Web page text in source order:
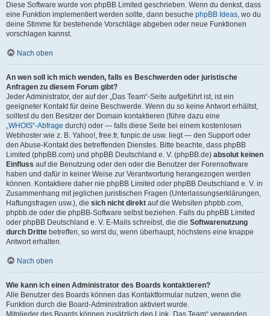
Diese Software wurde von phpBB Limited geschrieben. Wenn du denkst, dass
eine Funktion implementiert werden sollte, dann besuche phpBB Ideas, wo du
deine Stimme für bestehende Vorschläge abgeben oder neue Funktionen
vorschlagen kannst.
Nach oben
An wen soll ich mich wenden, falls es Beschwerden oder juristische
Anfragen zu diesem Forum gibt?
Jeder Administrator, der auf der „Das Team“-Seite aufgeführt ist, ist ein
geeigneter Kontakt für deine Beschwerde. Wenn du so keine Antwort erhältst,
solltest du den Besitzer der Domain kontaktieren (führe dazu eine
„WHOIS“-Abfrage durch) oder — falls diese Seite bei einem kostenlosen
Webhoster wie z. B. Yahoo!, free.fr, funpic.de usw. liegt — den Support oder
den Abuse-Kontakt des betreffenden Dienstes. Bitte beachte, dass phpBB
Limited (phpBB.com) und phpBB Deutschland e. V. (phpBB.de) absolut keinen
Einfluss auf die Benutzung oder den oder die Benutzer der Forensoftware
haben und dafür in keiner Weise zur Verantwortung herangezogen werden
können. Kontaktiere daher nie phpBB Limited oder phpBB Deutschland e. V. in
Zusammenhang mit jeglichen juristischen Fragen (Unterlassungserklärungen,
Haftungsfragen usw.), die sich nicht direkt auf die Websiten phpbb.com,
phpbb.de oder die phpBB-Software selbst beziehen. Falls du phpBB Limited
oder phpBB Deutschland e. V. E-Mails schreibst, die die Softwarenutzung
durch Dritte betreffen, so wirst du, wenn überhaupt, höchstens eine knappe
Antwort erhalten.
Nach oben
Wie kann ich einen Administrator des Boards kontaktieren?
Alle Benutzer des Boards können das Kontaktformular nutzen, wenn die
Funktion durch die Board-Administration aktiviert wurde.
Mitglieder des Boards können zusätzlich den Link „Das Team“ verwenden.